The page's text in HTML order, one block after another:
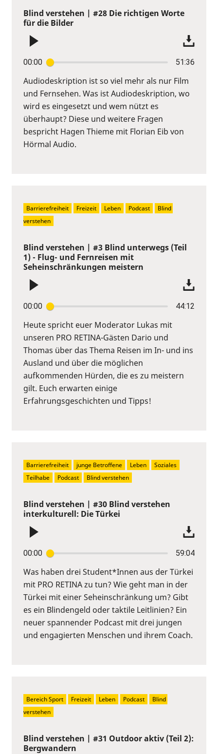
Blind verstehen | #28 Die richtigen Worte
für die Bilder
00:00 51:36
Audiodeskription ist so viel mehr als nur Film
und Fernsehen. Was ist Audiodeskription, wo
wird es eingesetzt und wem nützt es
überhaupt? Diese und weitere Fragen
bespricht Hagen Thieme mit Florian Eib von
Hörmal Audio.
Blind verstehen | #3 Blind unterwegs (Teil
1) - Flug- und Fernreisen mit
Seheinschränkungen meistern
00:00 44:12
Heute spricht euer Moderator Lukas mit
unseren PRO RETINA-Gästen Dario und
Thomas über das Thema Reisen im In- und ins
Ausland und über die möglichen
aufkommenden Hürden, die es zu meistern
gilt. Euch erwarten einige
Erfahrungsgeschichten und Tipps!
Barrierefreiheit Freizeit Leben Podcast
Blind
verstehen
Blind verstehen | #30 Blind verstehen
interkulturell: Die Türkei
00:00 59:04
Was haben drei Student*Innen aus der Türkei
mit PRO RETINA zu tun? Wie geht man in der
Türkei mit einer Seheinschränkung um? Gibt
es ein Blindengeld oder taktile Leitlinien? Ein
neuer spannender Podcast mit drei jungen
und engagierten Menschen und ihrem Coach.
Barrierefreiheit junge Betroffene Leben
Soziales
Teilhabe
Podcast Blind verstehen
Blind verstehen | #31 Outdoor aktiv (Teil 2):
Bergwandern
Bereich Sport Freizeit Leben Podcast
Blind
verstehen